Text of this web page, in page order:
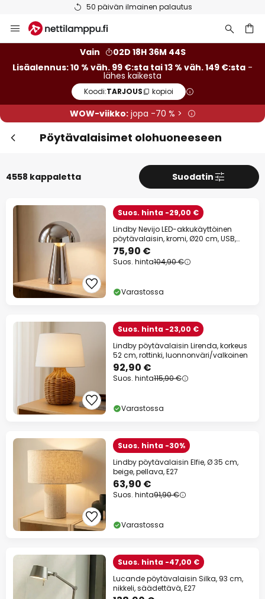
Ilmainen toimitus väh. 99 euron tilauksille
to
Vain
02D 18H 36M 42S
Lisäalennus: 10 % väh. 99 €:sta tai 13 % väh. 149 €:sta -
lähes kaikesta
Koodi:TARJOUS kopioi
WOW-viikko:jopa -70 % >
Pöytävalaisimet olohuoneeseen
4558 kappaletta Suodatin
Suos. hinta -29,00 €
Lindby Nevijo LED-akkukäyttöinen
pöytävalaisin, kromi, Ø20 cm, USB,
himmennin
75,90 €
Suos. hinta104,90 €
Varastossa
Suos. hinta -23,00 €
Lindby pöytävalaisin Lirenda, korkeus
52 cm, rottinki, luonnonväri/valkoinen
92,90 €
Suos. hinta115,90 €
Varastossa
Suos. hinta -30%
Lindby pöytävalaisin Elfie, Ø 35 cm,
beige, pellava, E27
63,90 €
Suos. hinta91,90 €
Varastossa
Suos. hinta -47,00 €
Lucande pöytävalaisin Silka, 93 cm,
nikkeli, säädettävä, E27
Lisäalennus
13 % alennustaväh. 149 €:sta
10 % alennustaväh. 99 €:sta
lähes kaikesta*
Koodi:TARJOUS kopioi
*Poissuljetut tuotemerkit